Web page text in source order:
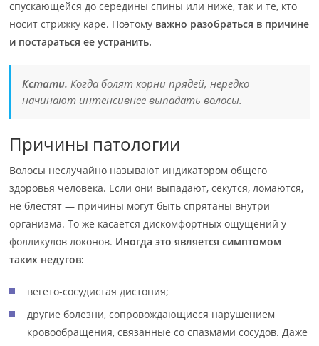
спускающейся до середины спины или ниже, так и те, кто
носит стрижку каре. Поэтому важно разобраться в причине
и постараться ее устранить.
Кстати. Когда болят корни прядей, нередко
начинают интенсивнее выпадать волосы.
Причины патологии
Волосы неслучайно называют индикатором общего
здоровья человека. Если они выпадают, секутся, ломаются,
не блестят — причины могут быть спрятаны внутри
организма. То же касается дискомфортных ощущений у
фолликулов локонов. Иногда это является симптомом
таких недугов:
вегето-сосудистая дистония;
другие болезни, сопровождающиеся нарушением
кровообращения, связанные со спазмами сосудов. Даже